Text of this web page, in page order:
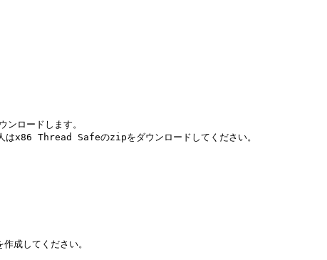
ロードします。
Thread Safeのzipをダウンロードしてください。
してください。